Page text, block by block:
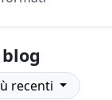
recenti